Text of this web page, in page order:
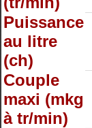
Puissance
au litre
(ch)
Couple
maxi (mkg
à tr/min)